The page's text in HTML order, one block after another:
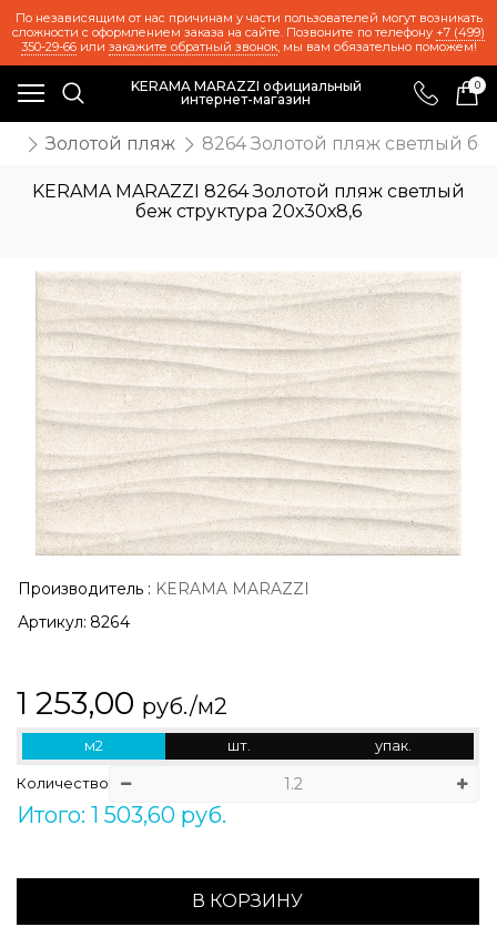
По независящим от нас причинам у части пользователей могут возникать
сложности с оформлением заказа на сайте. Позвоните по телефону +7 (499)
350-29-66или закажите обратный звонок, мы вам обязательно поможем!
KERAMA MARAZZI официальный
интернет-магазин
0
Золотой пляж 8264 Золотой пляж светлый
KERAMA MARAZZI 8264 Золотой пляж светлый
беж структура 20х30х8,6
Производитель : KERAMA MARAZZI
Артикул: 8264
1 253,00 руб./м2
м2 шт. упак.
Количество
Итого: 1 503,60 руб.
В КОРЗИНУ